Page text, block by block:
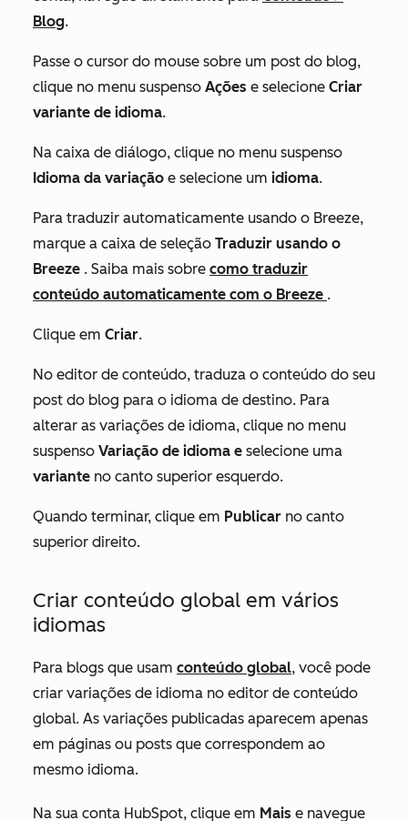
Blog.
Passe o cursor do mouse sobre um post do blog,
clique no menu suspenso Ações e selecione Criar
variante de idioma.
Na caixa de diálogo, clique no menu suspenso
Idioma da variação e selecione um idioma.
Para traduzir automaticamente usando o Breeze,
marque a caixa de seleção Traduzir usando o
Breeze . Saiba mais sobre como traduzir
conteúdo automaticamente com o Breeze .
Clique em Criar.
No editor de conteúdo, traduza o conteúdo do seu
post do blog para o idioma de destino. Para
alterar as variações de idioma, clique no menu
suspenso Variação de idioma e selecione uma
variante no canto superior esquerdo.
Quando terminar, clique em Publicar no canto
superior direito.
Criar conteúdo global em vários
idiomas
Para blogs que usam conteúdo global, você pode
criar variações de idioma no editor de conteúdo
global. As variações publicadas aparecem apenas
em páginas ou posts que correspondem ao
mesmo idioma.
Na sua conta HubSpot, clique em Mais e navegue